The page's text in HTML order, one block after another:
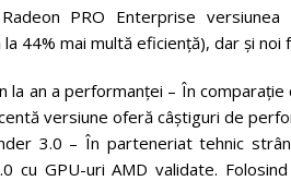
PRO Enterprise
44% mai multă eficiență), dar și
la an a performanței – În
versiune oferă câștiguri de
3.0 – În parteneriat tehnic
cu GPU-uri AMD validate.